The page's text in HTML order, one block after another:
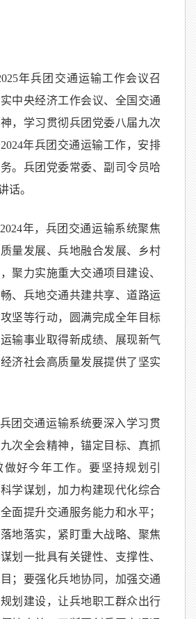
年兵团交通运输工作会议召
中央经济工作会议、全国交通
，学习贯彻兵团党委八届九次
年兵团交通运输工作，安排
。兵团党委常委、副司令员哈
话。
年，兵团交通运输系统聚焦
量发展、兵地融合发展、乡村
聚力实施重大交通项目建设、
、兵地交通共建共享、道路运
坚等行动，圆满完成全年目标
输事业取得新成绩、展现新气
济社会高质量发展提供了坚实
团交通运输系统要深入学习贯
次全会精神，锚定目标、真抓
好今年工作。要坚持规划引
学谋划，加力构建现代化综合
面提升交通服务能力和水平；
地落实，紧盯重大战略、聚焦
划一批具有关键性、支撑性、
；要强化兵地协同，加强交通
划建设，让兵地职工群众出行